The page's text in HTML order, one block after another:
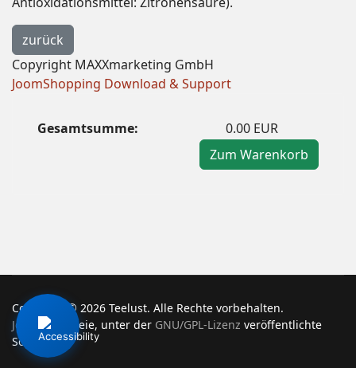
Copyright MAXXmarketing GmbH
JoomShopping Download & Support
Gesamtsumme:
0.00 EUR
Zum Warenkorb
Copyright © 2026 Teelust. Alle Rechte vorbehalten.
Joomla! ist freie, unter der GNU/GPL-Lizenz veröffentlichte
Software.